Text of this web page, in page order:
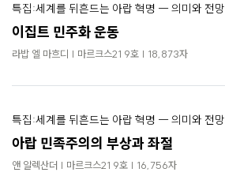
특집:세계를 뒤흔드는 아랍 혁명 ― 의미와 전망
이집트 민주화 운동
라밥 엘 마흐디 | 마르크스21 9호 | 18,873자
특집:세계를 뒤흔드는 아랍 혁명 ― 의미와 전망
아랍 민족주의의 부상과 좌절
앤 알렉산더 | 마르크스21 9호 | 16,756자